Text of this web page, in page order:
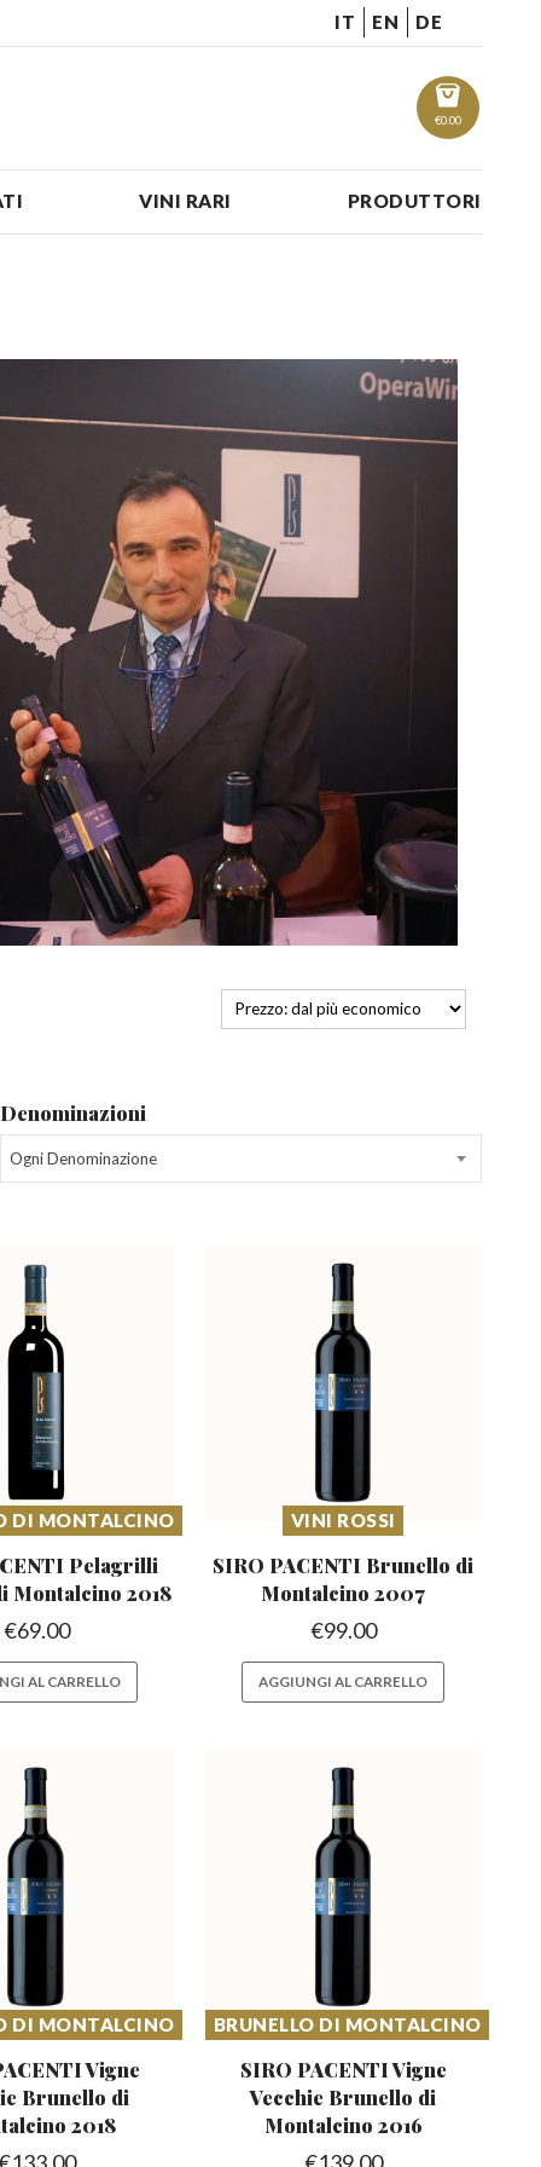
IT EN DE
€0.00
VINI RARI PRODUTTORI
Denominazioni
Ogni Denominazione
DI MONTALCINO
Pelagrilli
Montalcino 2018
€69.00
AL CARRELLO
VINI ROSSI
SIRO PACENTI Brunello di
Montalcino 2007
€99.00
AGGIUNGI AL CARRELLO
DI MONTALCINO
Vigne
Brunello di
2018
133.00
BRUNELLO DI MONTALCINO
SIRO PACENTI Vigne
Vecchie Brunello di
Montalcino 2016
€139.00